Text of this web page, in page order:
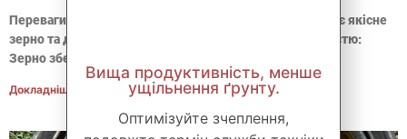
Переваги силосного мішка Силосний мішок забезпечує якісне
зерно та доступність зберігання за мінімальною вартістю:
Зерно зберігається в анаеробних умовах, без
Докладніше ...
Вища продуктивність, менше
ущільнення ґрунту.
Оптимізуйте зчеплення,